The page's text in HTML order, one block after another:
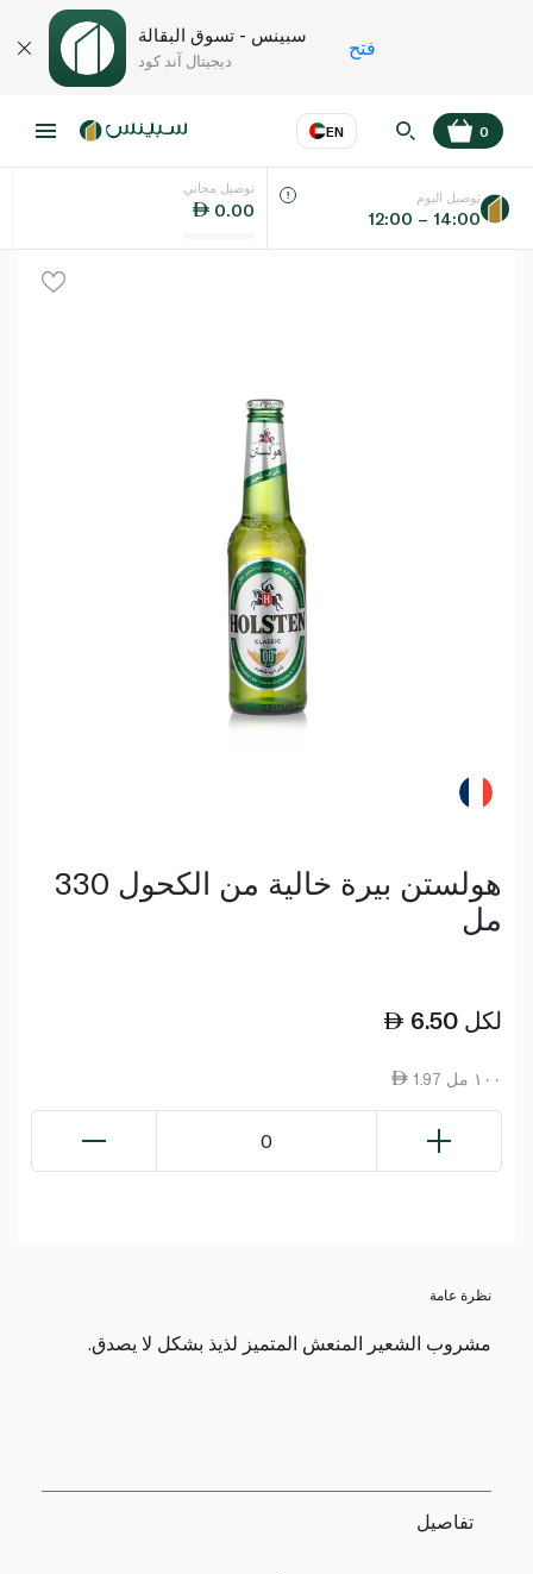
سبينس - تسوق البقالة
ديجيتال آند كود
فتح
EN
اللغة عر
0
توصيل مجاني
0.00
توصيل اليوم
12:00 – 14:00
هولستن بيرة خالية من الكحول 330
مل
6.50 لكل
1.97 ١٠٠ مل
0
نظرة عامة
مشروب الشعير المنعش المتميز لذيذ بشكل لا يصدق.
تفاصيل